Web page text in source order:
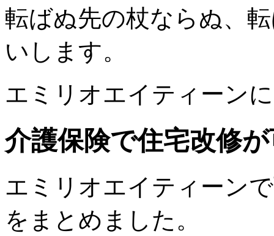
転ばぬ先の杖ならぬ、
いします。
エミリオエイティーン
介護保険で住宅改修
エミリオエイティーン
をまとめました。